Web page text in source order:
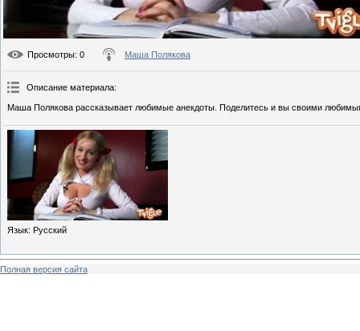
Просмотры: 0 Маша Полякова
Описание материала:
Маша Полякова рассказывает любимые анекдоты. Поделитесь и вы своими
Язык: Русский
Полная версия сайта